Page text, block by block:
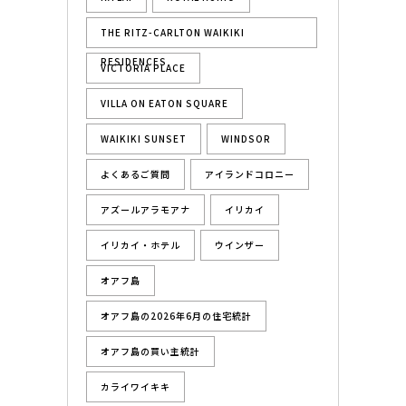
THE RITZ-CARLTON WAIKIKI
RESIDENCES
VICTORIA PLACE
VILLA ON EATON SQUARE
WAIKIKI SUNSET WINDSOR
よくあるご質問 アイランドコロニー
アズールアラモアナ イリカイ
イリカイ・ホテル ウインザー
オアフ島
オアフ島の2026年6月の住宅統計
オアフ島の買い主統計
カライワイキキ